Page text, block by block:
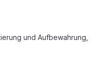
und Aufbewahrung,